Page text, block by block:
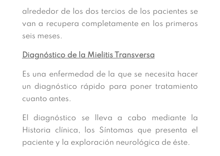
alrededor de los dos tercios de los pacientes se
van a recupera completamente en los primeros
seis meses.
Diagnóstico de la Mielitis Transversa
Es una enfermedad de la que se necesita hacer
un diagnóstico rápido para poner tratamiento
cuanto antes.
El diagnóstico se lleva a cabo mediante la
Historia clínica, los Síntomas que presenta el
paciente y la exploración neurológica de éste.